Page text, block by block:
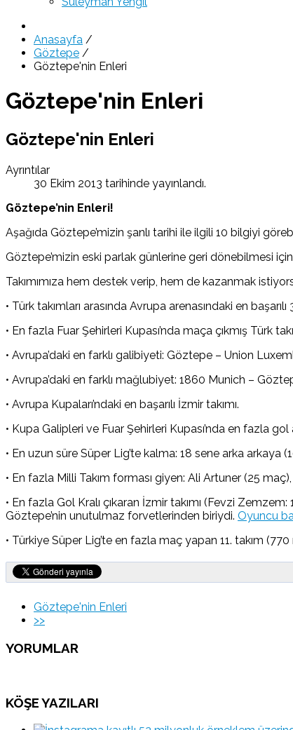
Anasayfa /
Göztepe /
Göztepe'nin Enleri
Göztepe'nin Enleri
Göztepe'nin Enleri
Ayrıntılar
30 Ekim 2013 tarihinde yayınlandı.
Göztepe’nin Enleri!
Aşağıda Göztepe’mizin şanlı tarihi ile ilgili 10 bilgiyi
Göztepe’mizin eski parlak günlerine geri dönebilmesi
Takımımıza hem destek verip, hem de kazanmak
• Türk takımları arasında Avrupa arenasındaki en başarılı
• En fazla Fuar Şehirleri Kupası’nda maça çıkmış Türk
• Avrupa’daki en farklı galibiyeti: Göztepe – Union
• Avrupa’daki en farklı mağlubiyet: 1860 Munich –
• Avrupa Kupaları’ndaki en başarılı İzmir takımı.
• Kupa Galipleri ve Fuar Şehirleri Kupası’nda en fazla gol
• En uzun süre Süper Lig’te kalma: 18 sene arka arkaya
• En fazla Milli Takım forması giyen: Ali Artuner (25
• En fazla Gol Kralı çıkaran İzmir takımı (Fevzi
Göztepe’nin unutulmaz forvetlerinden biriydi. Oyuncu
• Türkiye Süper Lig’te en fazla maç yapan 11. takım (770
Göztepe'nin Enleri
>>
YORUMLAR
KÖŞE YAZILARI